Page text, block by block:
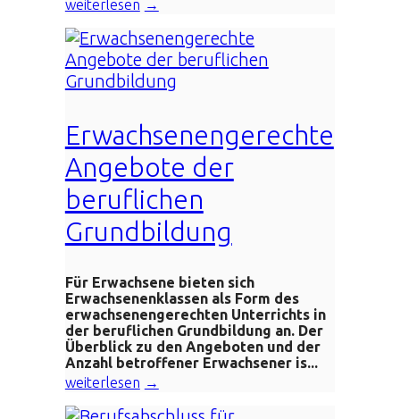
weiterlesen
Erwachsenengerechte
Angebote der
beruflichen
Grundbildung
Für Erwachsene bieten sich
Erwachsenenklassen als Form des
erwachsenengerechten Unterrichts in
der beruflichen Grundbildung an. Der
Überblick zu den Angeboten und der
Anzahl betroffener Erwachsener is...
weiterlesen